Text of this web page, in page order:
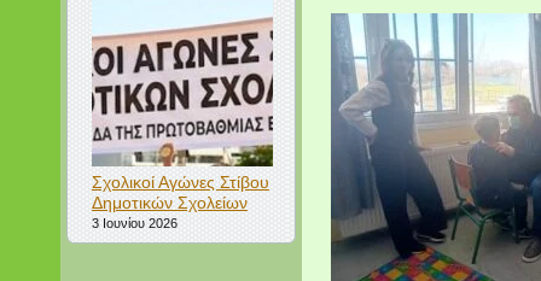
Σχολικοί Αγώνες Στίβου
Δημοτικών Σχολείων
3 Ιουνίου 2026